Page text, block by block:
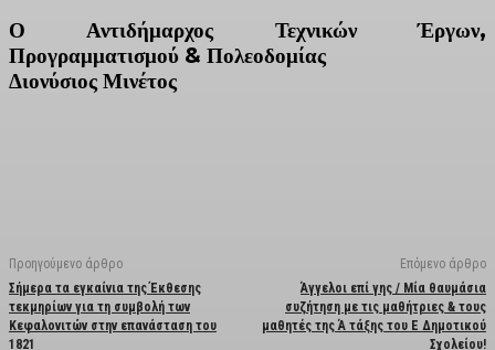
Ο Αντιδήμαρχος Τεχνικών Έργων,
Προγραμματισμού & Πολεοδομίας
Διονύσιος Μινέτος
Προηγούμενο άρθρο
Σήμερα τα εγκαίνια της Έκθεσης
τεκμηρίων για τη συμβολή των
Κεφαλονιτών στην επανάσταση του
1821
Επόμενο άρθρο
Άγγελοι επί γης / Μία θαυμάσια
συζήτηση με τις μαθήτριες & τους
μαθητές της Ά τάξης του Ε Δημοτικού
Σχολείου!